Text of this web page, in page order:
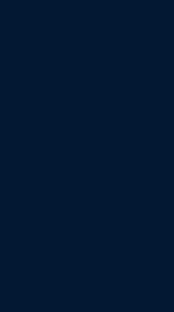
δωρεάν
και γρήγορο